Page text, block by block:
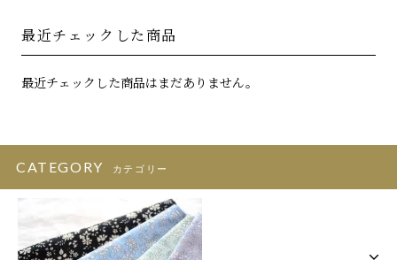
最近チェックした商品
最近チェックした商品はまだありません。
CATEGORY カテゴリー